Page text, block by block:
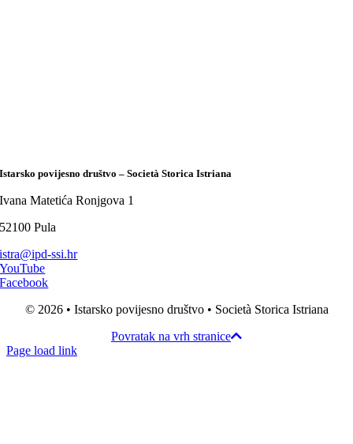
Istarsko povijesno društvo – Società Storica Istriana
Ivana Matetića Ronjgova 1
52100 Pula
istra@ipd-ssi.hr
YouTube
Facebook
© 2026 • Istarsko povijesno društvo • Società Storica Istriana
Povratak na vrh stranice
Page load link